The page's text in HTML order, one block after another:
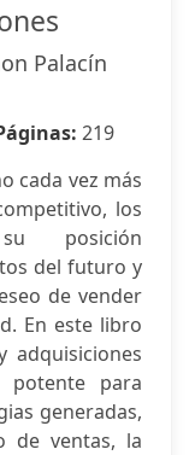
Palacín
219
cada vez más
los
posición
del futuro y
de vender
En este libro
adquisiciones
potente para
generadas,
de ventas, la